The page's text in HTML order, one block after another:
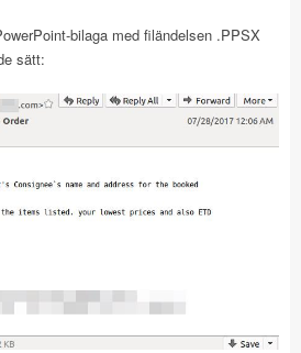
bilaga med filändelsen .PPSX
sätt: